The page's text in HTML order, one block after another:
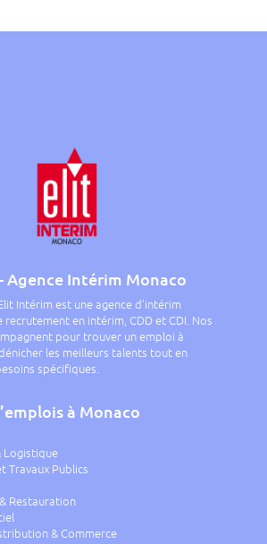
Agence Intérim Monaco
Intérim est une agence d’intérim
recrutement en intérim, CDD et CDI. Nos
pour trouver un emploi à
les meilleurs talents tout en
spécifiques.
à Monaco
Logistique
Travaux Publics
Restauration
& Commerce